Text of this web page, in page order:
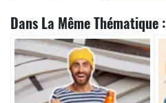
Dans La Même Thématique :